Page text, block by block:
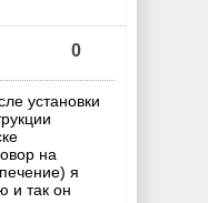
0
установки
на
я
и так он